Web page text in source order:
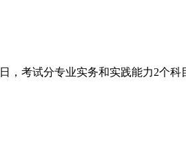
，考试分专业实务和实践能力2个